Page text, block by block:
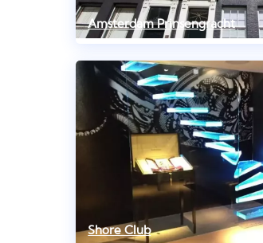
Amsterdam Prinsengracht
Shore Club